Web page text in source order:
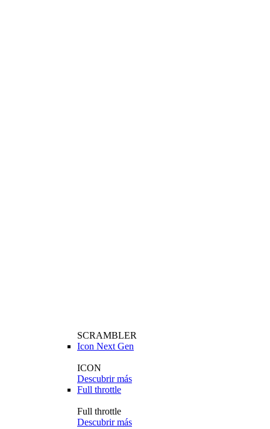
SCRAMBLER
Icon Next Gen
ICON
Descubrir más
Full throttle
Full throttle
Descubrir más